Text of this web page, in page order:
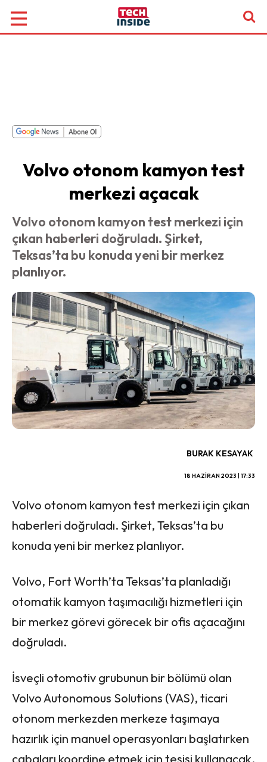
Volvo otonom kamyon test
merkezi açacak
Volvo otonom kamyon test merkezi için
çıkan haberleri doğruladı. Şirket,
Teksas’ta bu konuda yeni bir merkez
planlıyor.
BURAK KESAYAK
18 HAZIRAN 2023 | 17:33
Volvo otonom kamyon test merkezi için çıkan
haberleri doğruladı. Şirket, Teksas’ta bu
konuda yeni bir merkez planlıyor.
Volvo, Fort Worth’ta Teksas’ta planladığı
otomatik kamyon taşımacılığı hizmetleri için
bir merkez görevi görecek bir ofis açacağını
doğruladı.
İsveçli otomotiv grubunun bir bölümü olan
Volvo Autonomous Solutions (VAS), ticari
otonom merkezden merkeze taşımaya
hazırlık için manuel operasyonları başlatırken
çabaları koordine etmek için tesisi kullanacak.